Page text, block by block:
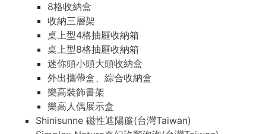
8格收納盒
收納三層架
桌上型4格抽屜收納箱
桌上型8格抽屜收納箱
迷你頭小頭大頭收納盒
外出攜帶盒、綜合收納盒
樂高裝飾書架
樂高人偶展示盒
Shinisunne 磁性遮陽簾(台灣Taiwan)